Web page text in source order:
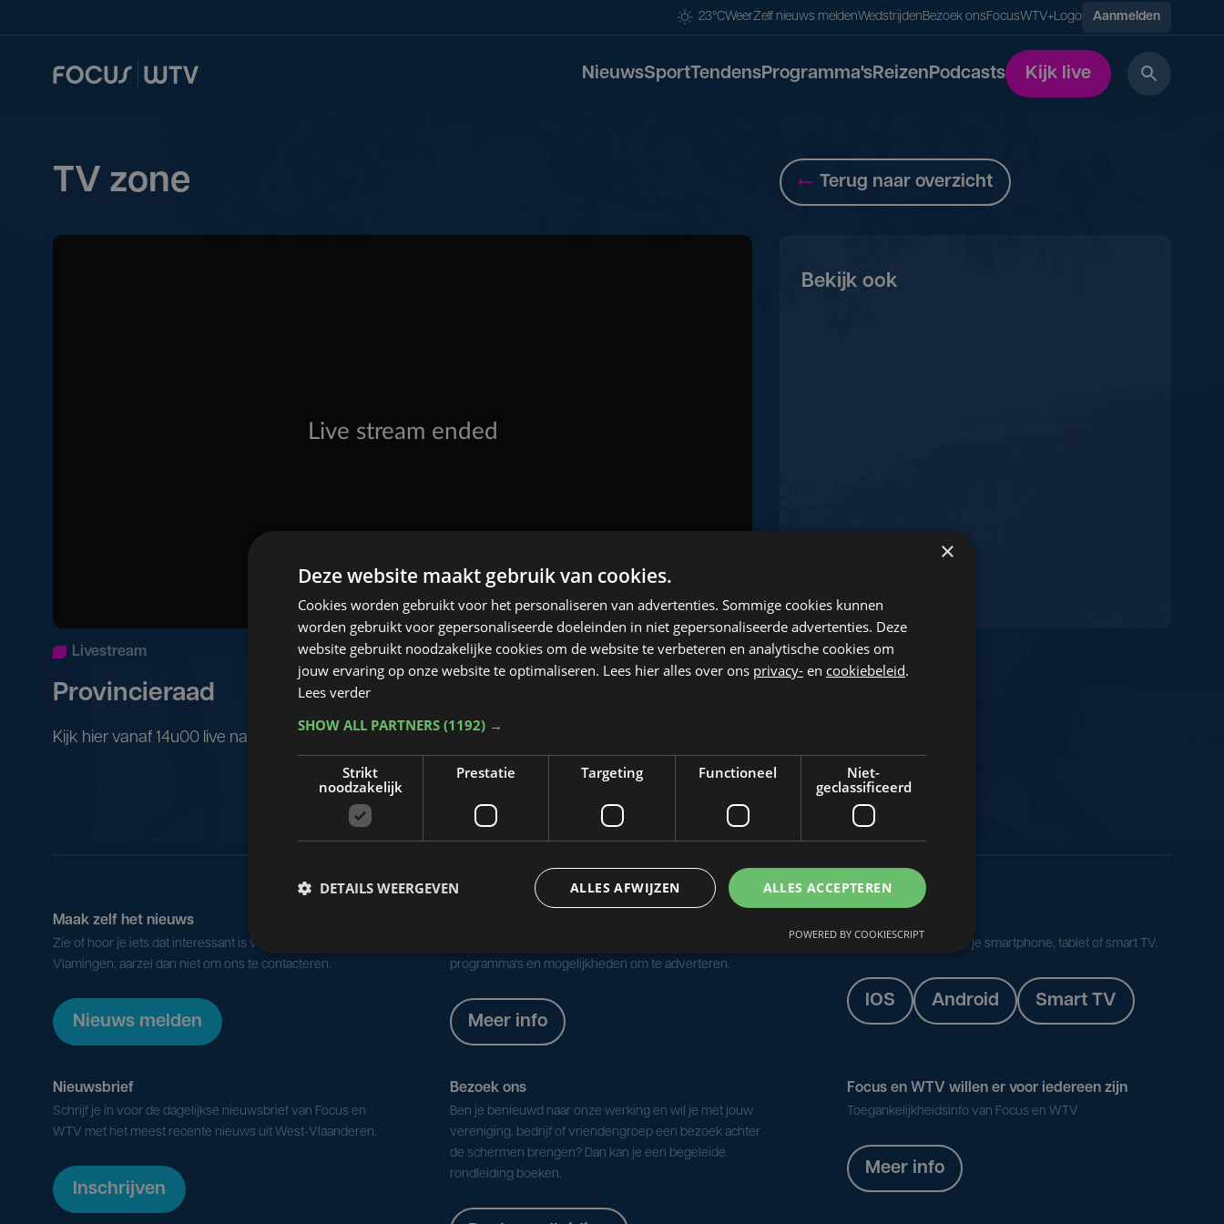
23°CWeerZelf nieuws meldenWedstrijdenBezoek onsFocusWTV+Logo Aanmelden
NieuwsSportTendensProgramma'sReizenPodcasts Kijk live
TV zone Terug naar overzicht
Livestream
Provincieraad
Kijk hier vanaf 14u00 live naar de provincieraad in West-Vlaanderen.
Bekijk ook
Maak zelf het nieuws
Zie of hoor je iets dat interessant is voor alle West-
Vlamingen, aarzel dan niet om ons te contacteren.
Nieuws melden
programma's en mogelijkheden om te adverteren.
Meer info
Volg Focus & WTV op je smartphone, tablet of smart TV.
IOS Android Smart TV
Nieuwsbrief
Schrijf je in voor de dagelijkse nieuwsbrief van Focus en
WTV met het meest recente nieuws uit West-Vlaanderen.
Inschrijven
Bezoek ons
Ben je benieuwd naar onze werking en wil je met jouw
vereniging, bedrijf of vriendengroep een bezoek achter
de schermen brengen? Dan kan je een begeleide
rondleiding boeken.
Focus en WTV willen er voor iedereen zijn
Toegankelijkheidsinfo van Focus en WTV
Meer info
×
Deze website maakt gebruik van cookies.
Cookies worden gebruikt voor het personaliseren van advertenties. Sommige cookies kunnen
worden gebruikt voor gepersonaliseerde doeleinden in niet gepersonaliseerde advertenties. Deze
website gebruikt noodzakelijke cookies om de website te verbeteren en analytische cookies om
jouw ervaring op onze website te optimaliseren. Lees hier alles over ons privacy- en cookiebeleid.
Lees verder
SHOW ALL PARTNERS (1192) →
Strikt
noodzakelijk
Prestatie Targeting Functioneel
Niet-
geclassificeerd
ALLES ACCEPTEREN
ALLES AFWIJZEN
DETAILS WEERGEVEN
POWERED BY COOKIESCRIPT